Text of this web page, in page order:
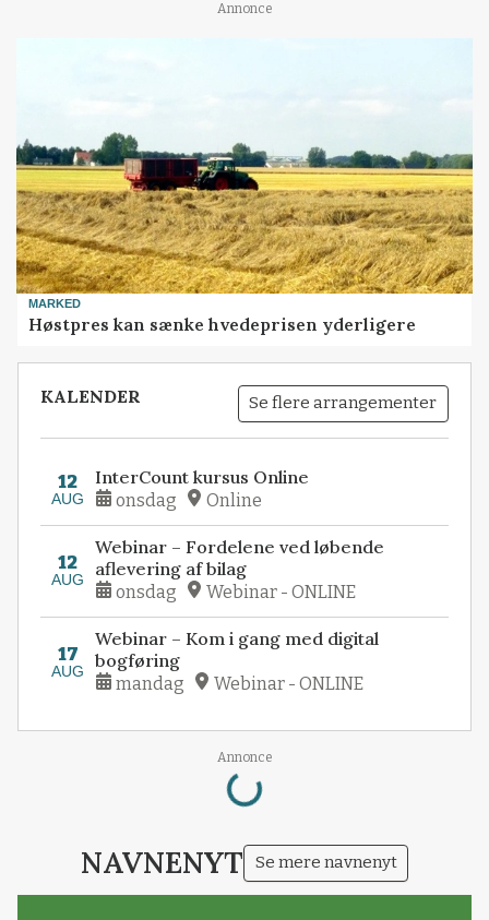
Annonce
MARKED
Høstpres kan sænke hvedeprisen yderligere
KALENDER Se flere arrangementer
12
AUG
InterCount kursus Online
onsdag Online
12
AUG
Webinar – Fordelene ved løbende
aflevering af bilag
onsdag Webinar - ONLINE
17
AUG
Webinar – Kom i gang med digital
bogføring
mandag Webinar - ONLINE
Annonce
Loading...
NAVNENYT Se mere navnenyt